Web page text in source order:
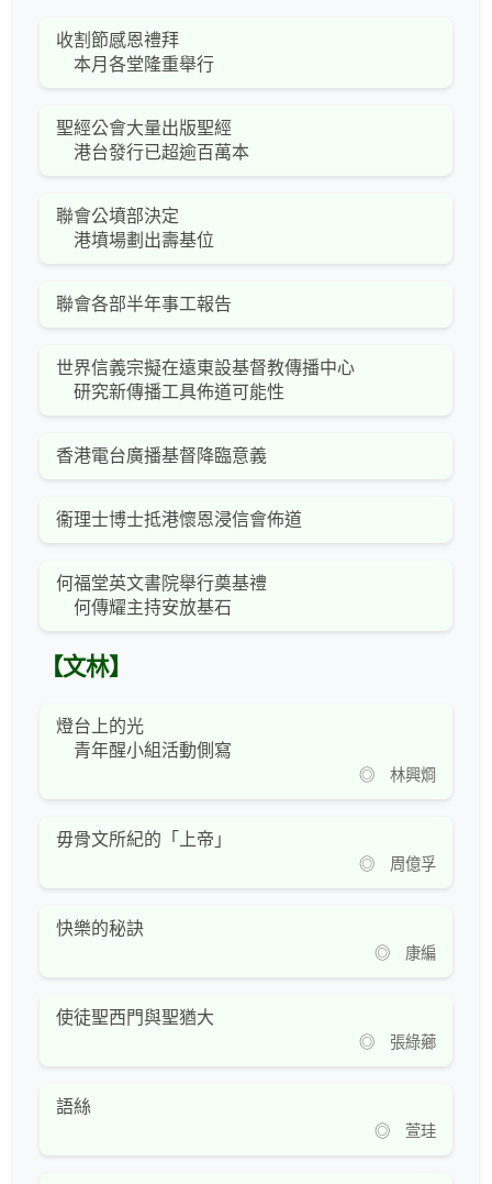
收割節感恩禮拜
本月各堂隆重舉行
聖經公會大量出版聖經
港台發行已超逾百萬本
聯會公墳部決定
港墳場劃出壽基位
聯會各部半年事工報告
世界信義宗擬在遠東設基督教傳播中心
研究新傳播工具佈道可能性
香港電台廣播基督降臨意義
衞理士博士抵港懷恩浸信會佈道
何福堂英文書院舉行奠基禮
何傳耀主持安放基石
【文林】
燈台上的光
青年醒小組活動側寫
◎ 林興烱
毋骨文所紀的「上帝」
◎ 周億孚
快樂的秘訣
◎ 康編
使徒聖西門與聖猶大
◎ 張綠薌
語絲
◎ 萱珪